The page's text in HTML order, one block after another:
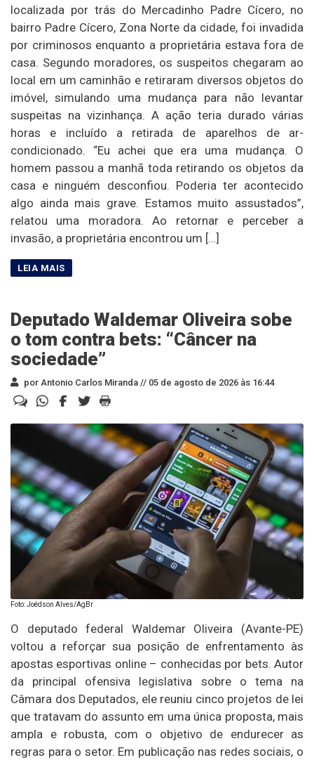
localizada por trás do Mercadinho Padre Cícero, no
bairro Padre Cícero, Zona Norte da cidade, foi invadida
por criminosos enquanto a proprietária estava fora de
casa. Segundo moradores, os suspeitos chegaram ao
local em um caminhão e retiraram diversos objetos do
imóvel, simulando uma mudança para não levantar
suspeitas na vizinhança. A ação teria durado várias
horas e incluído a retirada de aparelhos de ar-
condicionado. “Eu achei que era uma mudança. O
homem passou a manhã toda retirando os objetos da
casa e ninguém desconfiou. Poderia ter acontecido
algo ainda mais grave. Estamos muito assustados”,
relatou uma moradora. Ao retornar e perceber a
invasão, a proprietária encontrou um […]
Deputado Waldemar Oliveira sobe
o tom contra bets: “Câncer na
sociedade”
por Antonio Carlos Miranda // 05 de agosto de 2026 às 16:44
Foto: Joédson Alves/AgBr
O deputado federal Waldemar Oliveira (Avante-PE)
voltou a reforçar sua posição de enfrentamento às
apostas esportivas online – conhecidas por bets. Autor
da principal ofensiva legislativa sobre o tema na
Câmara dos Deputados, ele reuniu cinco projetos de lei
que tratavam do assunto em uma única proposta, mais
ampla e robusta, com o objetivo de endurecer as
regras para o setor. Em publicação nas redes sociais, o